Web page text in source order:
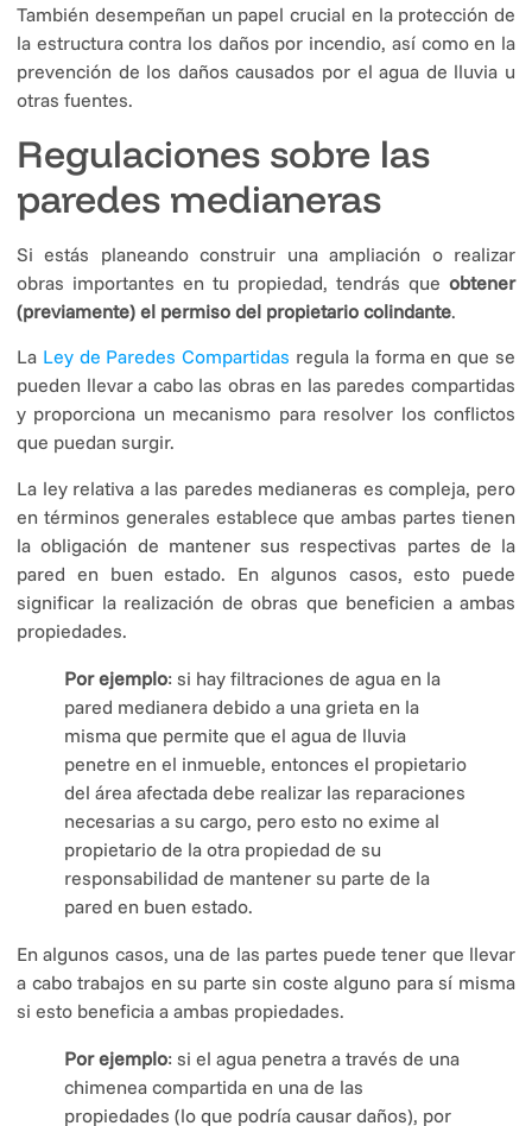
También desempeñan un papel crucial en la protección de
la estructura contra los daños por incendio, así como en la
prevención de los daños causados por el agua de lluvia u
otras fuentes.
Regulaciones sobre las
paredes medianeras
Si estás planeando construir una ampliación o realizar
obras importantes en tu propiedad, tendrás que obtener
(previamente) el permiso del propietario colindante.
La Ley de Paredes Compartidas regula la forma en que se
pueden llevar a cabo las obras en las paredes compartidas
y proporciona un mecanismo para resolver los conflictos
que puedan surgir.
La ley relativa a las paredes medianeras es compleja, pero
en términos generales establece que ambas partes tienen
la obligación de mantener sus respectivas partes de la
pared en buen estado. En algunos casos, esto puede
significar la realización de obras que beneficien a ambas
propiedades.
Por ejemplo: si hay filtraciones de agua en la
pared medianera debido a una grieta en la
misma que permite que el agua de lluvia
penetre en el inmueble, entonces el propietario
del área afectada debe realizar las reparaciones
necesarias a su cargo, pero esto no exime al
propietario de la otra propiedad de su
responsabilidad de mantener su parte de la
pared en buen estado.
En algunos casos, una de las partes puede tener que llevar
a cabo trabajos en su parte sin coste alguno para sí misma
si esto beneficia a ambas propiedades.
Por ejemplo: si el agua penetra a través de una
chimenea compartida en una de las
propiedades (lo que podría causar daños), por